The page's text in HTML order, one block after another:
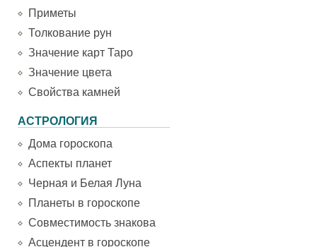
Приметы
Толкование рун
Значение карт Таро
Значение цвета
Свойства камней
АСТРОЛОГИЯ
Дома гороскопа
Аспекты планет
Черная и Белая Луна
Планеты в гороскопе
Совместимость знакова
Асцендент в гороскопе